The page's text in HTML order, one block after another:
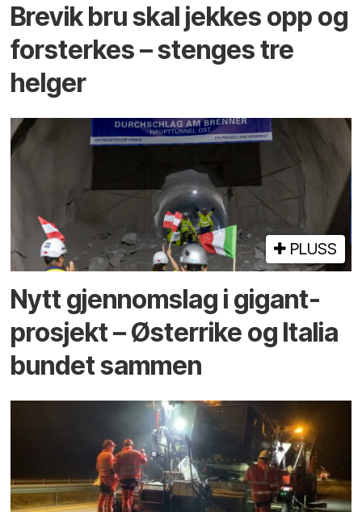
Brevik bru skal jekkes opp og
forsterkes – stenges tre
helger
PLUSS
Nytt gjennomslag i gigant­
prosjekt – Østerrike og Italia
bundet sammen